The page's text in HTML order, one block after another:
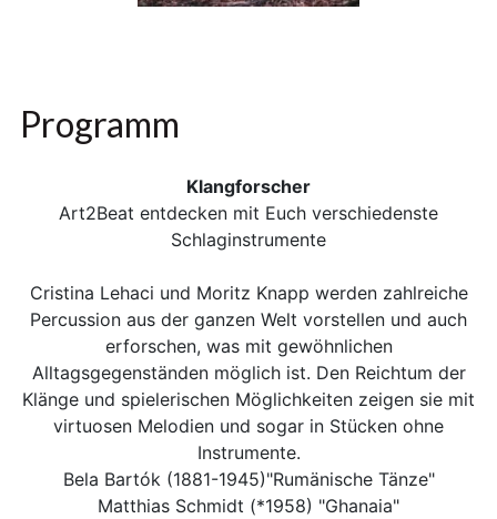
Programm
Klangforscher
Art2Beat entdecken mit Euch verschiedenste
Schlaginstrumente
Cristina Lehaci und Moritz Knapp werden zahlreiche
Percussion aus der ganzen Welt vorstellen und auch
erforschen, was mit gewöhnlichen
Alltagsgegenständen möglich ist. Den Reichtum der
Klänge und spielerischen Möglichkeiten zeigen sie mit
virtuosen Melodien und sogar in Stücken ohne
Instrumente.
Bela Bartók (1881-1945)"Rumänische Tänze"
Matthias Schmidt (*1958) "Ghanaia"